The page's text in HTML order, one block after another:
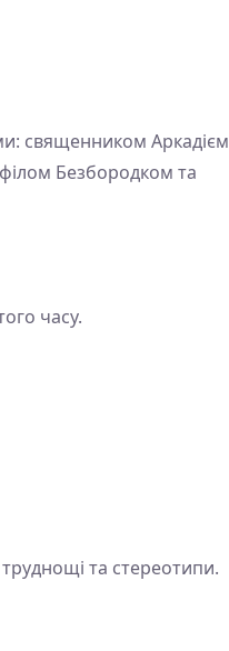
священником Аркадієм
Безбородком та
часу.
та стереотипи.